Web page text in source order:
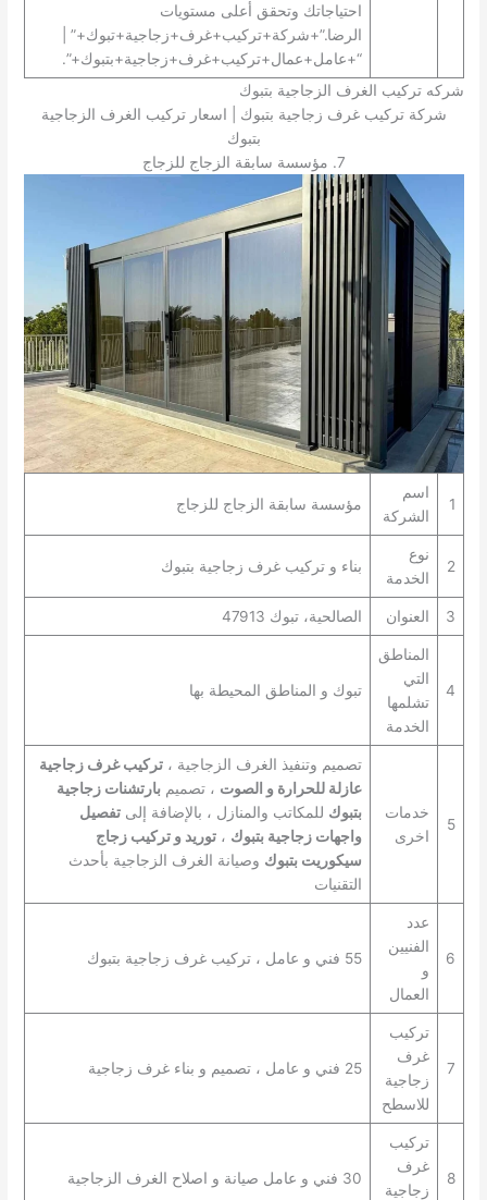
احتياجاتك وتحقق أعلى مستويات
الرضا.”+شركة+تركيب+غرف+زجاجية+تبوك+” |
“+عامل+عمال+تركيب+غرف+زجاجية+بتبوك+”.
شركه تركيب الغرف الزجاجية بتبوك
شركة تركيب غرف زجاجية بتبوك | اسعار تركيب الغرف الزجاجية
بتبوك
7. مؤسسة سابقة الزجاج للزجاج
1
اسم
الشركة
مؤسسة سابقة الزجاج للزجاج
2
نوع
الخدمة
بناء و تركيب غرف زجاجية بتبوك
3 العنوان الصالحية، تبوك 47913
4
المناطق
التي
تشلمها
الخدمة
تبوك و المناطق المحيطة بها
5
خدمات
اخرى
تصميم وتنفيذ الغرف الزجاجية ، تركيب غرف زجاجية
عازلة للحرارة و الصوت ، تصميم بارتشنات زجاجية
بتبوك للمكاتب والمنازل ، بالإضافة إلى تفصيل
واجهات زجاجية بتبوك ، توريد و تركيب زجاج
سيكوريت بتبوك وصيانة الغرف الزجاجية بأحدث
التقنيات
6
عدد
الفنيين
و
العمال
55 فني و عامل ، تركيب غرف زجاجية بتبوك
7
تركيب
غرف
زجاجية
للاسطح
25 فني و عامل ، تصميم و بناء غرف زجاجية
8
تركيب
غرف
زجاجية
30 فني و عامل صيانة و اصلاح الغرف الزجاجية